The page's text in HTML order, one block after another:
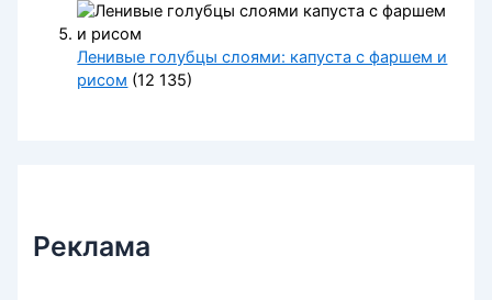
Ленивые голубцы слоями: капуста с фаршем и
рисом (12 135)
Реклама